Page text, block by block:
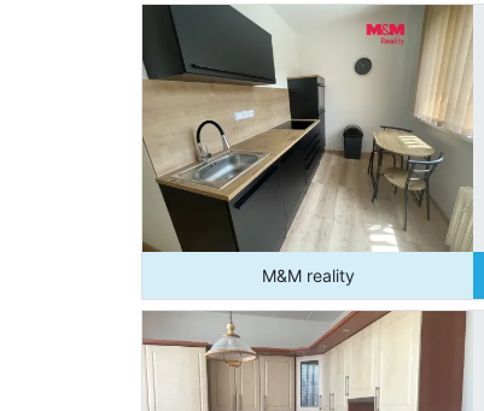
M&M reality